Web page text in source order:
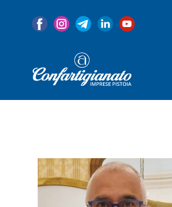
Associazione
Servizi
80 Anni